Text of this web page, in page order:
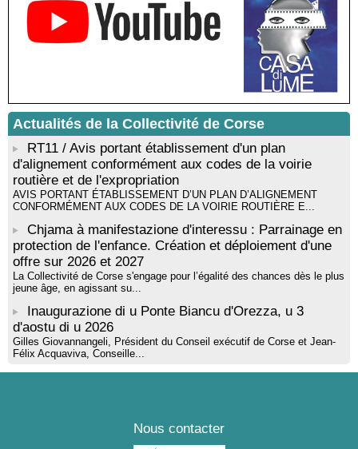
Santa Lucia di Tallà
Mise en musique d’un livre jeunesse par Annik Meschinet,
musicienne pédagogue : Ateliers d’expression sonore, vocale,
rythmique et corporelle - Mediateca territuriale di Santa Lucia di
! Événement reporté ! Cycle de conférences peinture animé
par Alexandre Dominati - Mediateca territuriale di Santa Lucia di
Tallà
Actualités de la Collectivité de Corse
RT11 / Avis portant établissement d'un plan
d'alignement conformément aux codes de la voirie
routière et de l'expropriation
AVIS PORTANT ÉTABLISSEMENT D’UN PLAN D’ALIGNEMENT
CONFORMÉMENT AUX CODES DE LA VOIRIE ROUTIÈRE E...
Chjama à manifestazione d'interessu : Parrainage en
protection de l'enfance. Création et déploiement d'une
offre sur 2026 et 2027
La Collectivité de Corse s'engage pour l’égalité des chances dès le plus
jeune âge, en agissant su...
Inaugurazione di u Ponte Biancu d'Orezza, u 3
d'aostu di u 2026
Gilles Giovannangeli, Président du Conseil exécutif de Corse et Jean-
Félix Acquaviva, Conseille...
Nous contacter